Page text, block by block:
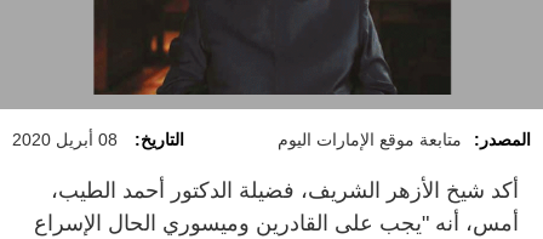
المصدر: متابعة موقع الإمارات اليوم التاريخ: 08 أبريل 2020
أكد شيخ الأزهر الشريف، فضيلة الدكتور أحمد الطيب،
أمس، أنه "يجب على القادرين وميسوري الحال الإسراع